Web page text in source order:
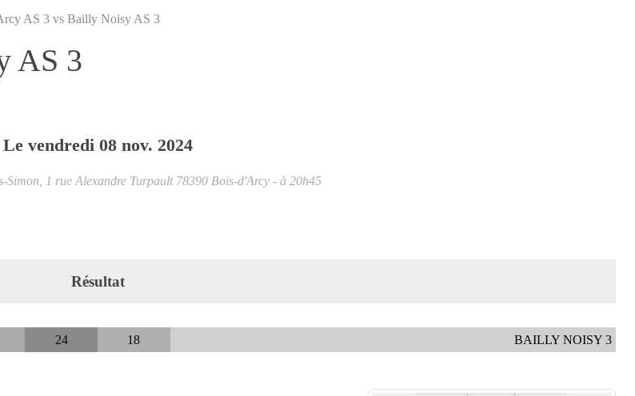
AS 3 vs Bailly Noisy AS 3
AS 3
Le vendredi 08 nov. 2024
Simon, 1 rue Alexandre Turpault 78390 Bois-d'Arcy - à 20h45
Résultat
24 18 BAILLY NOISY 3